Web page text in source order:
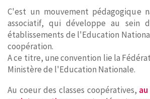
C'est un mouvement pédagogique
associatif, qui développe au sein
établissements de l'Education
coopération.
A ce titre, une convention lie la
Ministère de l'Education Nationale.
Au coeur des classes coopératives,